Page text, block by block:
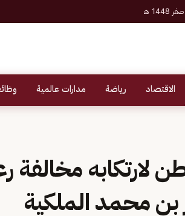
الاقتصاد رياضة مدارات عالمية
لارتكابه مخالفة
بن محمد الملكية